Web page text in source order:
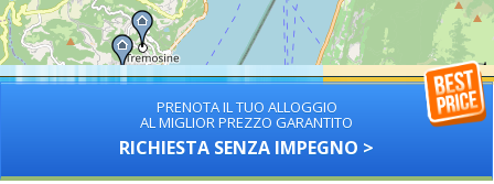
PRENOTA IL TUO ALLOGGIO
AL MIGLIOR PREZZO GARANTITO
RICHIESTA SENZA IMPEGNO >